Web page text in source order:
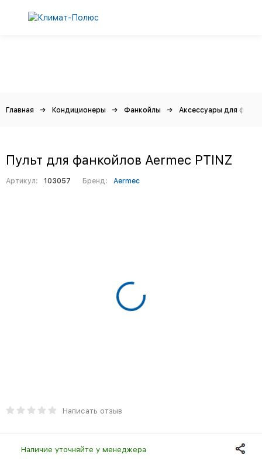
Главная Кондиционеры Фанкойлы Аксессуары для
Пульт для фанкойлов Aermec PTINZ
Артикул: 103057 Бренд: Aermec
Написать отзыв
Наличие уточняйте у менеджера